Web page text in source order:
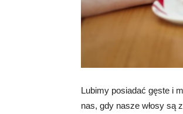
Lubimy posiadać gęste i
nas, gdy nasze włosy są